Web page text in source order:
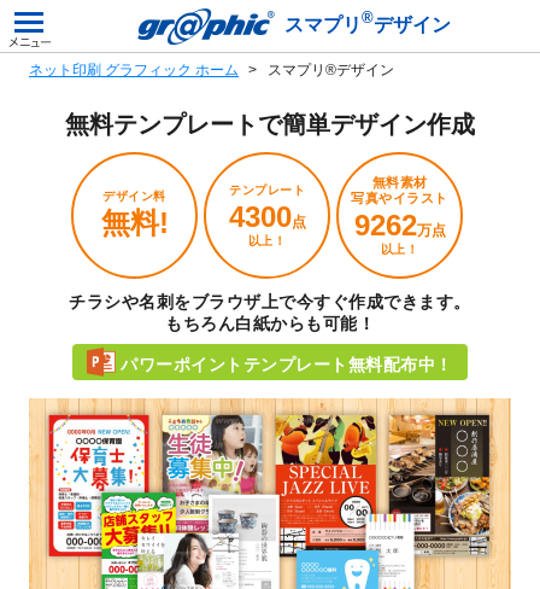
スマプリ ®デザイン
ネット印刷 グラフィック ホーム スマプリ®デザイン
無料テンプレートで簡単デザイン作成
デザイン料
無料!
テンプレート
4300点
以上！
無料素材
写真やイラスト
9262万点
以上！
チラシや名刺をブラウザ上で今すぐ作成できます。
もちろん白紙からも可能！
パワーポイントテンプレート無料配布中！